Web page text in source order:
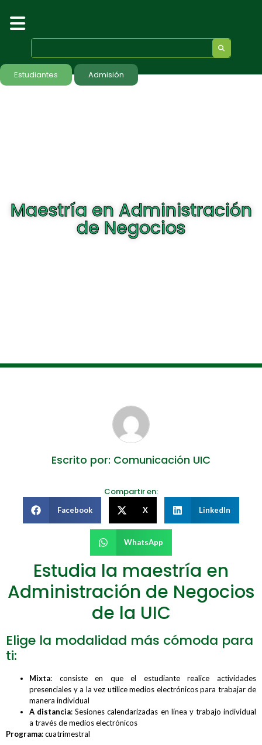
Estudiantes Admisión
Maestría en Administración
de Negocios
Escrito por: Comunicación UIC
Compartir en:
Facebook X LinkedIn
WhatsApp
Estudia la maestría en
Administración de Negocios
de la UIC
Elige la modalidad más cómoda para
ti:
Mixta: consiste en que el estudiante realice actividades
presenciales y a la vez utilice medios electrónicos para trabajar de
manera individual
A distancia: Sesiones calendarizadas en línea y trabajo individual
a través de medios electrónicos
Programa: cuatrimestral